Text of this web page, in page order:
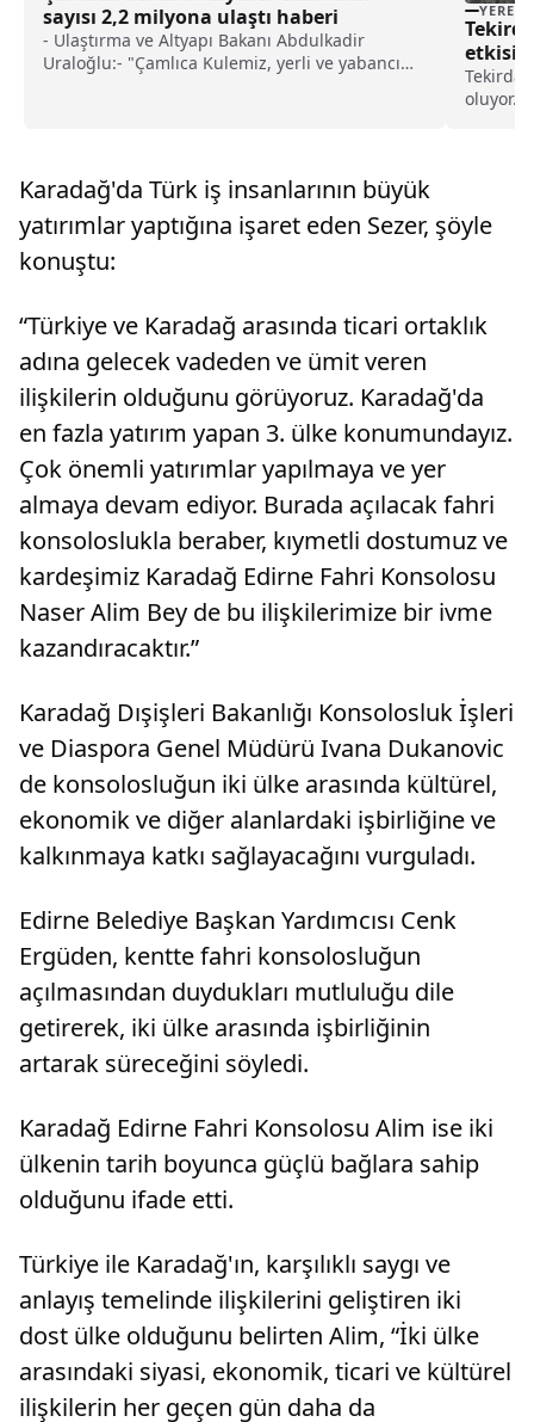
sayısı 2,2 milyona ulaştı haberi
- Ulaştırma ve Altyapı Bakanı Abdulkadir
Uraloğlu:- "Çamlıca Kulemiz, yerli ve yabancı
yana yaklaşık 2,2 milyon kişi ziyaret etti"- "Şimdi
DAB+ teknolojisiyle radyo yayıncılığımıza yeni
soluk getiren, sadece bugünü değil, geleceği
de şekillendirecek bir yeniliği daha Çamlıca
Kulemizde hayata geçirerek hep birlikte bu
gururunu yaşıyoruz"
YEREL
Karadağ'da Türk iş insanlarının büyük
yatırımlar yaptığına işaret eden Sezer, şöyle
konuştu:
“Türkiye ve Karadağ arasında ticari ortaklık
adına gelecek vadeden ve ümit veren
ilişkilerin olduğunu görüyoruz. Karadağ'da
en fazla yatırım yapan 3. ülke konumundayız.
Çok önemli yatırımlar yapılmaya ve yer
almaya devam ediyor. Burada açılacak fahri
konsoloslukla beraber, kıymetli dostumuz ve
kardeşimiz Karadağ Edirne Fahri Konsolosu
Naser Alim Bey de bu ilişkilerimize bir ivme
kazandıracaktır.”
Karadağ Dışişleri Bakanlığı Konsolosluk İşleri
ve Diaspora Genel Müdürü Ivana Dukanovic
de konsolosluğun iki ülke arasında kültürel,
ekonomik ve diğer alanlardaki işbirliğine ve
kalkınmaya katkı sağlayacağını vurguladı.
Edirne Belediye Başkan Yardımcısı Cenk
Ergüden, kentte fahri konsolosluğun
açılmasından duydukları mutluluğu dile
getirerek, iki ülke arasında işbirliğinin
artarak süreceğini söyledi.
Karadağ Edirne Fahri Konsolosu Alim ise iki
ülkenin tarih boyunca güçlü bağlara sahip
olduğunu ifade etti.
Türkiye ile Karadağ'ın, karşılıklı saygı ve
anlayış temelinde ilişkilerini geliştiren iki
dost ülke olduğunu belirten Alim, “İki ülke
arasındaki siyasi, ekonomik, ticari ve kültürel
ilişkilerin her geçen gün daha da